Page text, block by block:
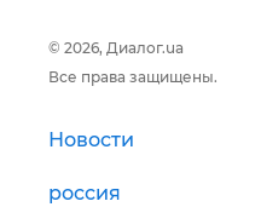
© 2026, Диалог.ua
Все права защищены.
Новости
россия